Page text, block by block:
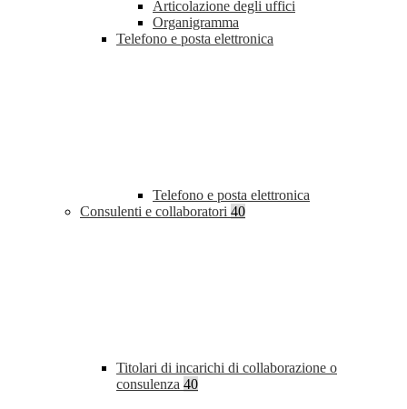
Articolazione degli uffici
Organigramma
Telefono e posta elettronica
Telefono e posta elettronica
Consulenti e collaboratori 40
Titolari di incarichi di collaborazione o
consulenza 40